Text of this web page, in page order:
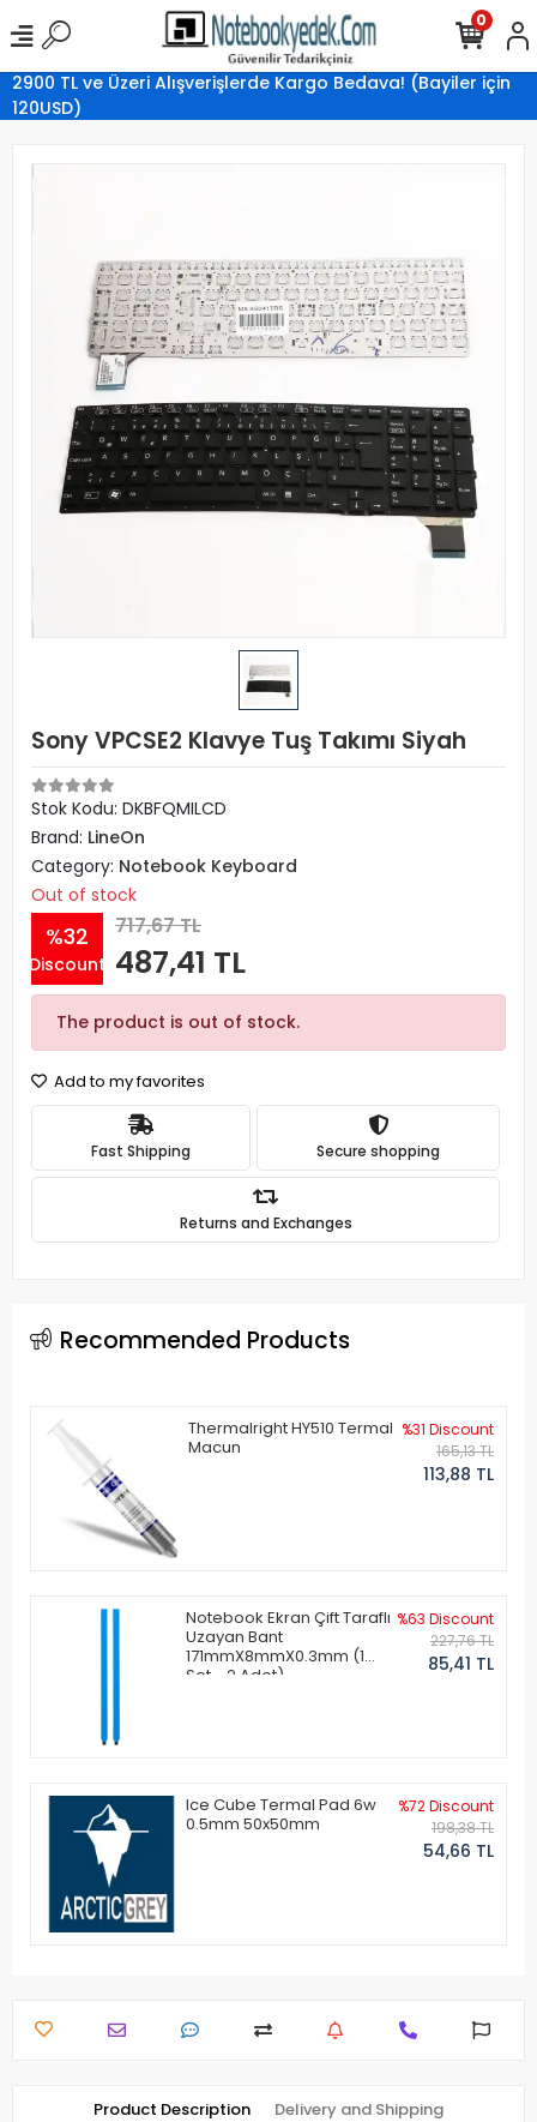
2900 TL ve Üzeri Alışverişlerde Kargo Bedava! (Bayiler için
120USD)
0
Sony VPCSE2 Klavye Tuş Takımı Siyah
Stok Kodu: DKBFQMILCD
Brand: LineOn
Category: Notebook Keyboard
Out of stock
%32
Discount
717,67 TL
487,41 TL
The product is out of stock.
Add to my favorites
Fast Shipping Secure shopping
Returns and Exchanges
Recommended Products
Thermalright HY510 Termal
Macun
%31 Discount
165,13 TL
113,88 TL
Notebook Ekran Çift Taraflı
Uzayan Bant
171mmX8mmX0.3mm (1
Set - 2 Adet)
%63 Discount
227,76 TL
85,41 TL
Ice Cube Termal Pad 6w
0.5mm 50x50mm
%72 Discount
198,38 TL
54,66 TL
Product Description Delivery and Shipping